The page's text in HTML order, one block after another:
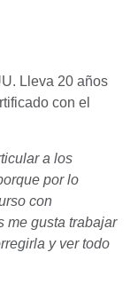
Lleva 20 años
con el
a los
por lo
con
me gusta trabajar
y ver todo